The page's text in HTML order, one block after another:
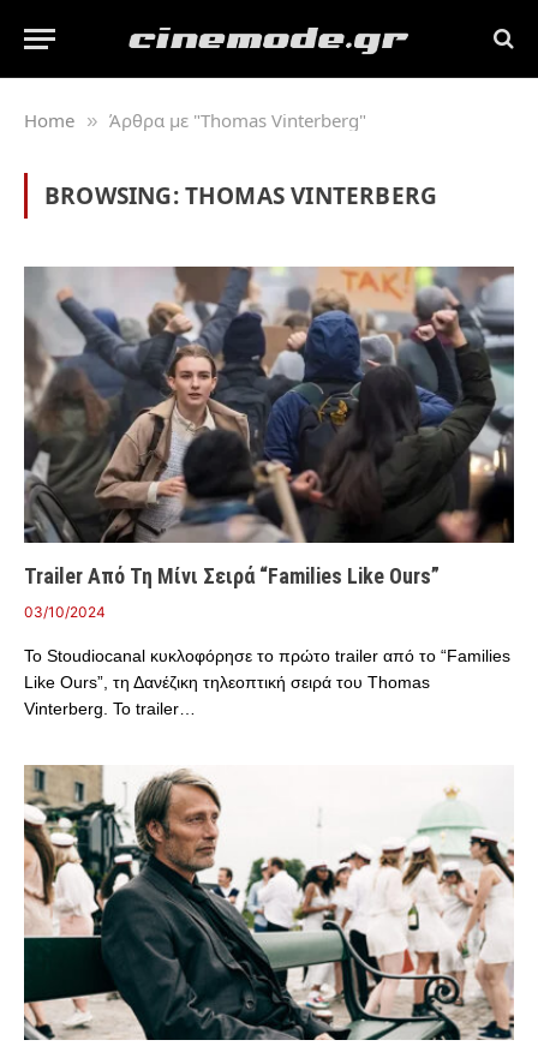
Home » Άρθρα με "Thomas Vinterberg"
BROWSING:THOMAS VINTERBERG
Trailer Από Τη Μίνι Σειρά “Families Like Ours”
03/10/2024
Το Stoudiocanal κυκλοφόρησε το πρώτο trailer από το “Families
Like Ours”, τη Δανέζικη τηλεοπτική σειρά του Thomas
Vinterberg. Το trailer…